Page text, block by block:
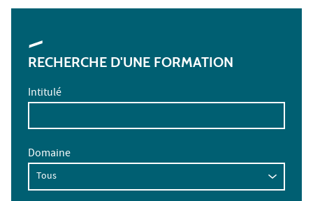
RECHERCHE D'UNE FORMATION
Intitulé
Domaine